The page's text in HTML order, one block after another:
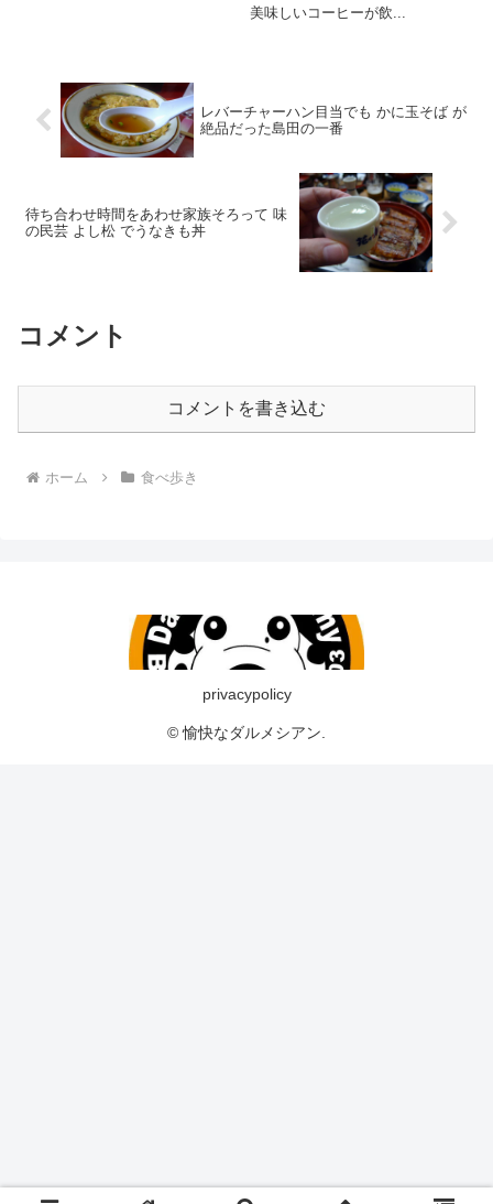
美味しいコーヒーが飲...
レバーチャーハン目当でも かに玉そば が
絶品だった島田の一番
待ち合わせ時間をあわせ家族そろって 味
の民芸 よし松 でうなきも丼
コメント
コメントを書き込む
ホーム 食べ歩き
privacypolicy
© 愉快なダルメシアン.